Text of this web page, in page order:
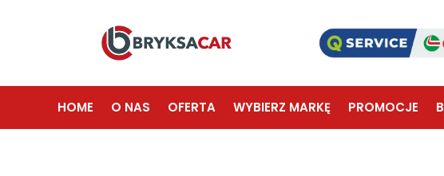
HOME O NAS OFERTA WYBIERZ MARKĘ PROMOCJE